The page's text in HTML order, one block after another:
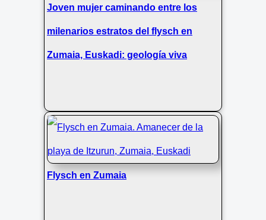
Joven mujer caminando entre los
milenarios estratos del flysch en
Zumaia, Euskadi: geología viva
Flysch en Zumaia